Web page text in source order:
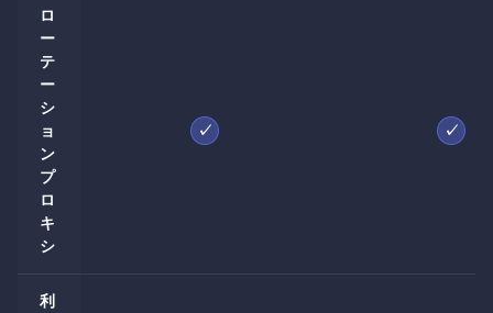
ロ
ー
テ
ー
シ
ョ
ン
プ
ロ
キ
シ
✓ ✓
利